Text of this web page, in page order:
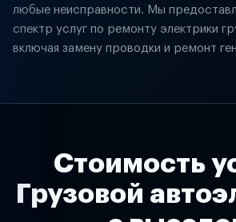
любые неисправности. Мы
спектр услуг по ремонту электрики
включая замену проводки и ремонт
Стоимость
Грузовой